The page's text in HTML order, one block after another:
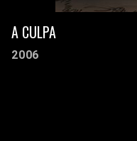
A CULPA
2006